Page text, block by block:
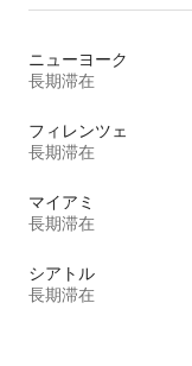
ニューヨーク
長期滞在
フィレンツェ
長期滞在
マイアミ
長期滞在
シアトル
長期滞在